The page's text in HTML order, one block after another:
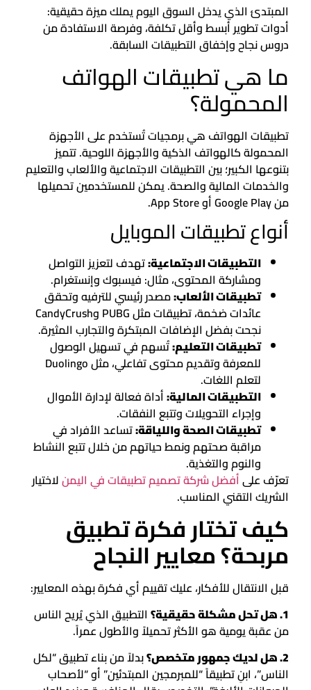
المبتدئ الذي يدخل السوق اليوم يملك ميزة حقيقية:
أدوات تطوير أبسط وأقل تكلفة، وفرصة الاستفادة من
دروس نجاح وإخفاق التطبيقات السابقة.
ما هي تطبيقات الهواتف
المحمولة؟
تطبيقات الهواتف هي برمجيات تُستخدم على الأجهزة
المحمولة كالهواتف الذكية والأجهزة اللوحية. تتميز
بتنوعها الكبير؛ بين التطبيقات الاجتماعية والألعاب والتعليم
والخدمات المالية والصحة. يمكن للمستخدمين تحميلها
من Google Play أو App Store.
أنواع تطبيقات الموبايل
التطبيقات الاجتماعية:تهدف لتعزيز التواصل
ومشاركة المحتوى، مثال: فيسبوك وإنستغرام.
تطبيقات الألعاب:مصدر رئيسي للترفيه وتحقق
عائدات ضخمة، تطبيقات مثل PUBG وCandyCrush
نجحت بفضل الإضافات المبتكرة والتجارب المثيرة.
تطبيقات التعليم:تُسهم في تسهيل الوصول
للمعرفة وتقديم محتوى تفاعلي، مثل Duolingo
لتعلم اللغات.
التطبيقات المالية:أداة فعالة لإدارة الأموال
وإجراء التحويلات وتتبع النفقات.
تطبيقات الصحة واللياقة:تساعد الأفراد في
مراقبة صحتهم ونمط حياتهم من خلال تتبع النشاط
والنوم والتغذية.
تعرّف علىأفضل شركة تصميم تطبيقات في اليمنلاختيار
الشريك التقني المناسب.
كيف تختار فكرة تطبيق
مربحة؟ معايير النجاح
قبل الانتقال للأفكار، عليك تقييم أي فكرة بهذه المعايير:
1. هل تحل مشكلة حقيقية؟
التطبيق الذي يُريح الناس
من عقبة يومية هو الأكثر تحميلاً والأطول عمراً.
2. هل لديك جمهور متخصص؟
بدلاً من بناء تطبيق “لكل
الناس”، ابنِ تطبيقاً “للمبرمجين المبتدئين” أو “لأصحاب